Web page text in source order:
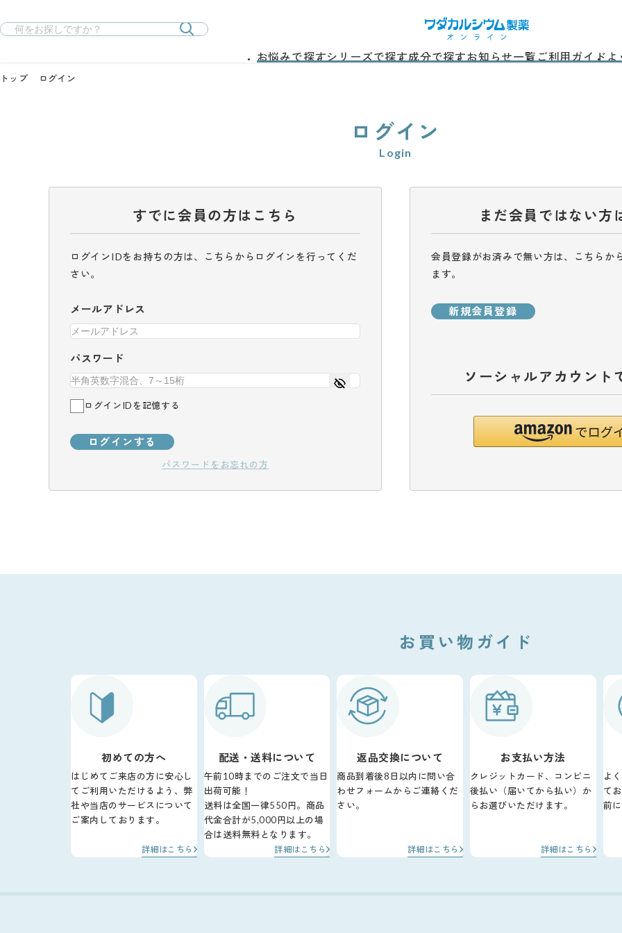
お悩みで探すシリーズで探す成分で探すお知らせ一覧 ご利用ガイド よ
トップ ログイン
ログイン
Login
すでに会員の方はこちら
ログインIDをお持ちの方は、こちらからログインを行ってくだ
さい。
メールアドレス
パスワード
ログインIDを記憶する
ログインする
パスワードをお忘れの方
まだ会員ではない方
会員登録がお済みで無い方は、こちらか
ます。
新規会員登録
ソーシャルアカウント
お買い物ガイド
初めての方へ
はじめてご来店の方に安心し
てご利用いただけるよう、弊
社や当店のサービスについて
ご案内しております。
詳細はこちら
配送・送料について
午前10時までのご注文で当日
出荷可能！
送料は全国一律550円。商品
代金合計が5,000円以上の場
合は送料無料となります。
詳細はこちら
返品交換について
商品到着後8日以内に問い合
わせフォームからご連絡くだ
さい。
詳細はこちら
お支払い方法
クレジットカード、コンビニ
後払い（届いてから払い）か
らお選びいただけます。
詳細はこちら
よ
て
前